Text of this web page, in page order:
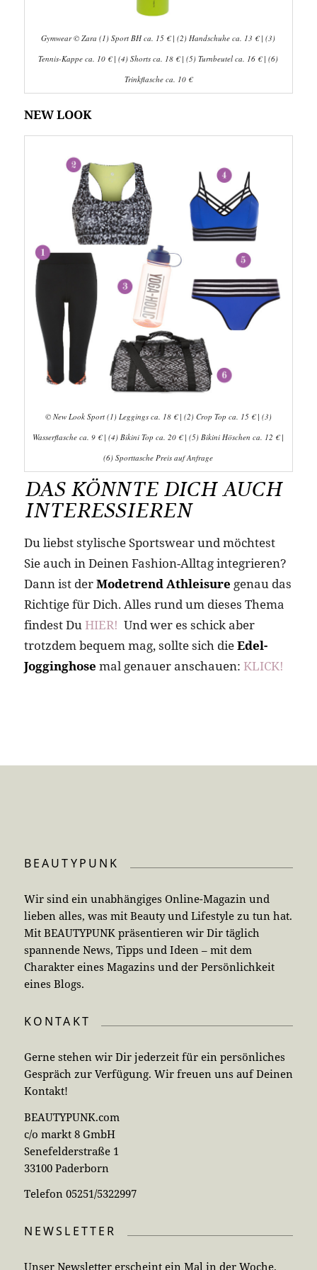
Gymwear © Zara (1) Sport BH ca. 15 € | (2) Handschuhe ca. 13 € | (3)
Tennis-Kappe ca. 10 € | (4) Shorts ca. 18 € | (5) Turnbeutel ca. 16 € | (6)
Trinkflasche ca. 10 €
NEW LOOK
© New Look Sport (1) Leggings ca. 18 € | (2) Crop Top ca. 15 € | (3)
Wasserflasche ca. 9 € | (4) Bikini Top ca. 20 € | (5) Bikini Höschen ca. 12 € |
(6) Sporttasche Preis auf Anfrage
DAS KÖNNTE DICH AUCH
INTERESSIEREN
Du liebst stylische Sportswear und möchtest
Sie auch in Deinen Fashion-Alltag integrieren?
Dann ist derModetrend Athleisure genau das
Richtige für Dich. Alles rund um dieses Thema
findest DuHIER! Und wer es schick aber
trotzdem bequem mag, sollte sich dieEdel-
Jogginghose mal genauer anschauen: KLICK!
BEAUTYPUNK
Wir sind ein unabhängiges Online-Magazin und
lieben alles, was mit Beauty und Lifestyle zu tun hat.
Mit BEAUTYPUNK präsentieren wir Dir täglich
spannende News, Tipps und Ideen – mit dem
Charakter eines Magazins und der Persönlichkeit
eines Blogs.
KONTAKT
Gerne stehen wir Dir jederzeit für ein persönliches
Gespräch zur Verfügung. Wir freuen uns auf Deinen
Kontakt!
BEAUTYPUNK.com
c/o markt 8 GmbH
Senefelderstraße 1
33100 Paderborn
Telefon 05251/5322997
NEWSLETTER
Unser Newsletter erscheint ein Mal in der Woche.